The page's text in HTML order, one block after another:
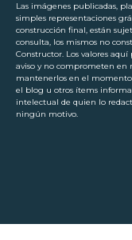
Las imágenes publicadas,
simples representaciones
construcción final, están
consulta, los mismos no
Constructor. Los valores
aviso y no comprometen en
mantenerlos en el
el blog u otros ítems
intelectual de quien lo
ningún motivo.